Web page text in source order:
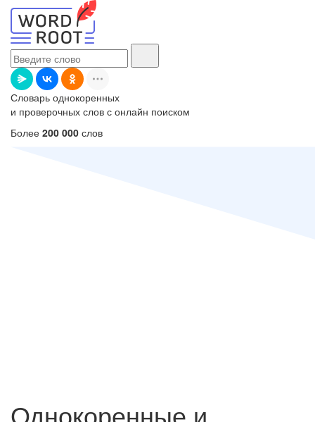
Словарь однокоренных
и проверочных слов с онлайн поиском
Более 200 000 слов
Однокоренные и